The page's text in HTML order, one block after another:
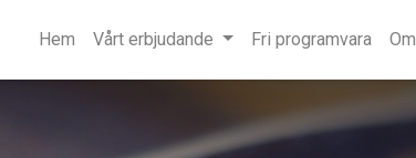
Hem Vårt erbjudande Fri programvara